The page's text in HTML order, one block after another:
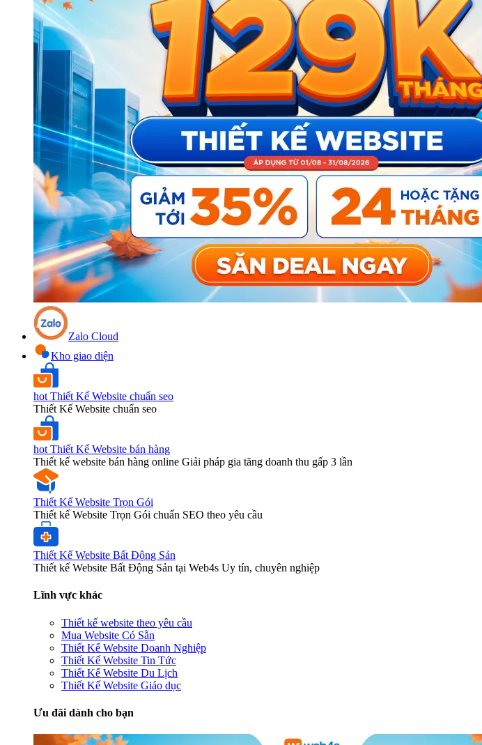
Zalo Cloud
Kho giao diện
hot Thiết Kế Website chuẩn seo
Thiết Kế Website chuẩn seo
hot Thiết Kế Website bán hàng
Thiết kế website bán hàng online Giải pháp gia tăng doanh thu gấp 3 lần
Thiết Kế Website Trọn Gói
Thiết kế Website Trọn Gói chuẩn SEO theo yêu cầu
Thiết Kế Website Bất Động Sản
Thiết kế Website Bất Động Sản tại Web4s Uy tín, chuyên nghiệp
Lĩnh vực khác
Thiết kế website theo yêu cầu
Mua Website Có Sẵn
Thiết Kế Website Doanh Nghiệp
Thiết Kế Website Tin Tức
Thiết Kế Website Du Lịch
Thiết Kế Website Giáo dục
Ưu đãi dành cho bạn